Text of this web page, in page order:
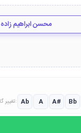
محسن ابراهیم زاده
تغییر گام: Ab A A# Bb